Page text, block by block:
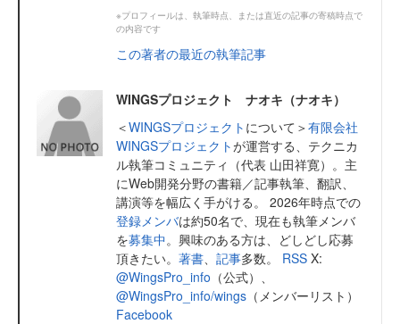
※プロフィールは、執筆時点、または直近の記事の寄稿時点で
の内容です
この著者の最近の執筆記事
WINGSプロジェクト ナオキ（ナオキ）
＜WINGSプロジェクト について＞有限会社
WINGSプロジェクトが運営する、テクニカ
ル執筆コミュニティ（代表 山田祥寛）。主
にWeb開発分野の書籍／記事執筆、翻訳、
講演等を幅広く手がける。 2026年時点での
登録メンバは約50名で、現在も執筆メンバ
を募集中。興味のある方は、どしどし応募
頂きたい。 著書 記事多数。 RSS X:
@WingsPro_info （公式）、
@WingsPro_info/wings （メンバーリスト）
Facebook